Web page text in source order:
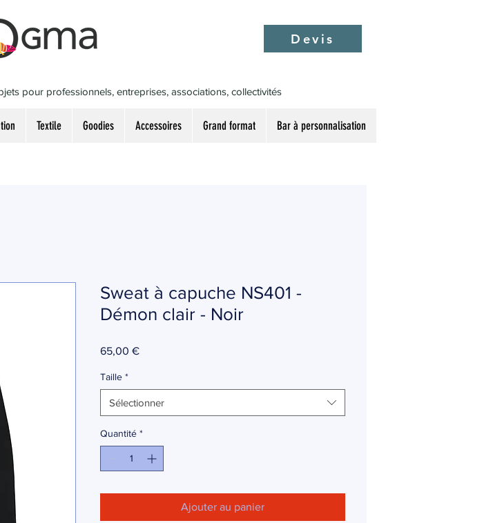
Devis
pour professionnels, entreprises, associations, collectivités
Textile Goodies Accessoires Grand format Bar à personnalisation
Sweat à capuche NS401 -
Démon clair - Noir
65,00 €Prix
Taille *
Sélectionner
Quantité *
Ajouter au panier